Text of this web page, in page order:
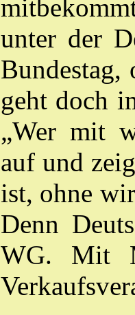
unter der
geht doch
„Wer mit
auf und
ist, ohne
Denn
WG. Mit